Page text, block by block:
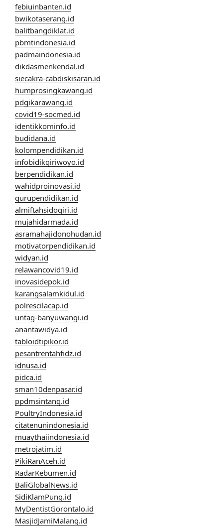
febiuinbanten.id
bwikotaserang.id
balitbangdiklat.id
pbmtindonesia.id
padmaindonesia.id
dikdasmenkendal.id
siecakra-cabdiskisaran.id
humprosingkawang.id
pdgikarawang.id
covid19-socmed.id
identikkominfo.id
budidana.id
kolompendidikan.id
infobidikgiriwoyo.id
berpendidikan.id
wahidproinovasi.id
gurupendidikan.id
almiftahsidogiri.id
mujahidarmada.id
asramahajidonohudan.id
motivatorpendidikan.id
widyan.id
relawancovid19.id
inovasidepok.id
karangsalamkidul.id
polrescilacap.id
untag-banyuwangi.id
anantawidya.id
tabloidtipikor.id
pesantrentahfidz.id
idnusa.id
pidca.id
sman10denpasar.id
ppdmsintang.id
PoultryIndonesia.id
citatenunindonesia.id
muaythaiindonesia.id
metrojatim.id
PikiRanAceh.id
RadarKebumen.id
BaliGlobalNews.id
SidiKlamPung.id
MyDentistGorontalo.id
MasjidJamiMalang.id